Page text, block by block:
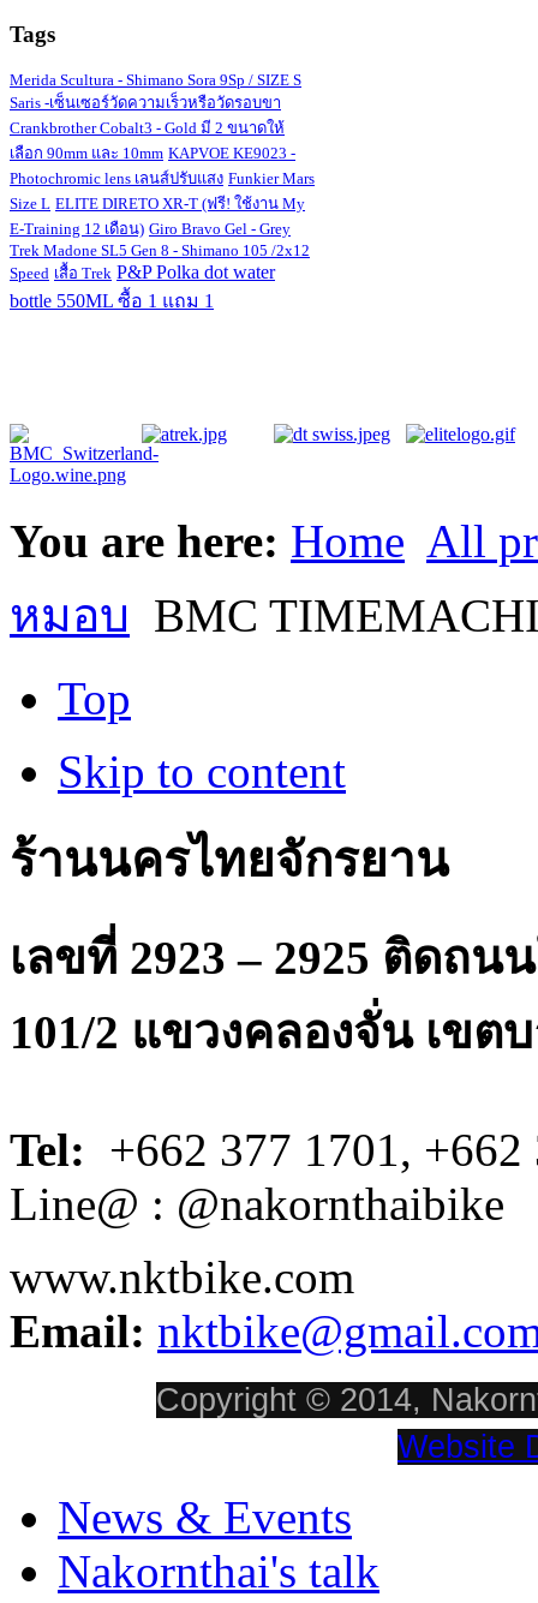
Tags
Merida Scultura - Shimano Sora 9Sp / SIZE S
Saris -เซ็นเซอร์วัดความเร็วหรือวัดรอบขา
Crankbrother Cobalt3 - Gold มี 2 ขนาดให้
เลือก 90mm และ 10mm KAPVOE KE9023 -
Photochromic lens เลนส์ปรับแสง Funkier Mars
Size L ELITE DIRETO XR-T (ฟรี! ใช้งาน My
E-Training 12 เดือน) Giro Bravo Gel - Grey
Trek Madone SL5 Gen 8 - Shimano 105 /2x12
Speed เสื้อ Trek P&P Polka dot water
bottle 550ML ซื้อ 1 แถม 1
You are here: Home All
หมอบ BMC
Top
Skip to content
ร้านนครไทยจักรยาน
เลขที่ 2923 – 2925 ติดถ
101/2 แขวงคลองจั่น เขต
Tel: +662 377 1701,
Line@ : @nakornthaibike
www.nktbike.com
Email:
Copyright © 2014,
Website
News & Events
Nakornthai's talk